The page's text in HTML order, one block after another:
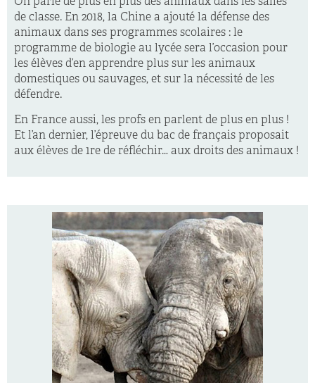
de classe. En 2018, la Chine a ajouté la défense des
animaux dans ses programmes scolaires : le
programme de biologie au lycée sera l’occasion pour
les élèves d’en apprendre plus sur les animaux
domestiques ou sauvages, et sur la nécessité de les
défendre.
En France aussi, les profs en parlent de plus en plus !
Et l’an dernier, l’épreuve du bac de français proposait
aux élèves de 1re de réfléchir… aux droits des animaux !